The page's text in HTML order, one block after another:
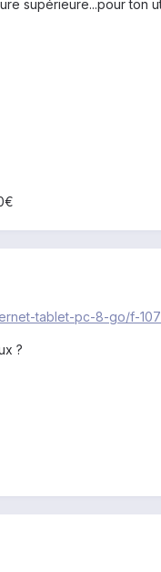
supérieure...pour ton
tablet-pc-8-go/f-
?